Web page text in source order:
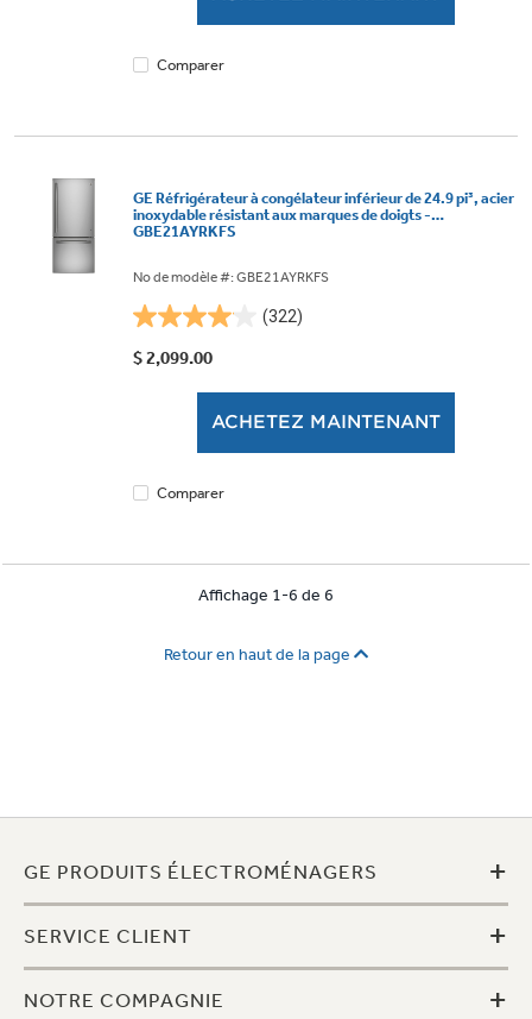
Comparer
GE Réfrigérateur à congélateur inférieur de 24.9 pi³, acier
inoxydable résistant aux marques de doigts -
GBE21AYRKFS
No de modèle #: GBE21AYRKFS
(322)
4.1
étoile(s)
$ 2,099.00
ACHETEZ MAINTENANT
Comparer
Affichage 1-6 de 6
Retour en haut de la page
GE PRODUITS ÉLECTROMÉNAGERS +
SERVICE CLIENT +
NOTRE COMPAGNIE +